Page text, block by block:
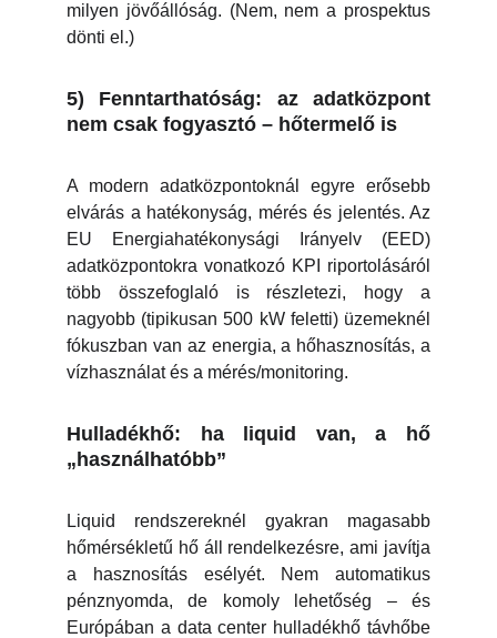
milyen jövőállóság. (Nem, nem a prospektus
dönti el.)
5) Fenntarthatóság: az adatközpont
nem csak fogyasztó – hőtermelő is
A modern adatközpontoknál egyre erősebb
elvárás a hatékonyság, mérés és jelentés. Az
EU Energiahatékonysági Irányelv (EED)
adatközpontokra vonatkozó KPI riportolásáról
több összefoglaló is részletezi, hogy a
nagyobb (tipikusan 500 kW feletti) üzemeknél
fókuszban van az energia, a hőhasznosítás, a
vízhasználat és a mérés/monitoring.
Hulladékhő: ha liquid van, a hő
„használhatóbb”
Liquid rendszereknél gyakran magasabb
hőmérsékletű hő áll rendelkezésre, ami javítja
a hasznosítás esélyét. Nem automatikus
pénznyomda, de komoly lehetőség – és
Európában a data center hulladékhő távhőbe